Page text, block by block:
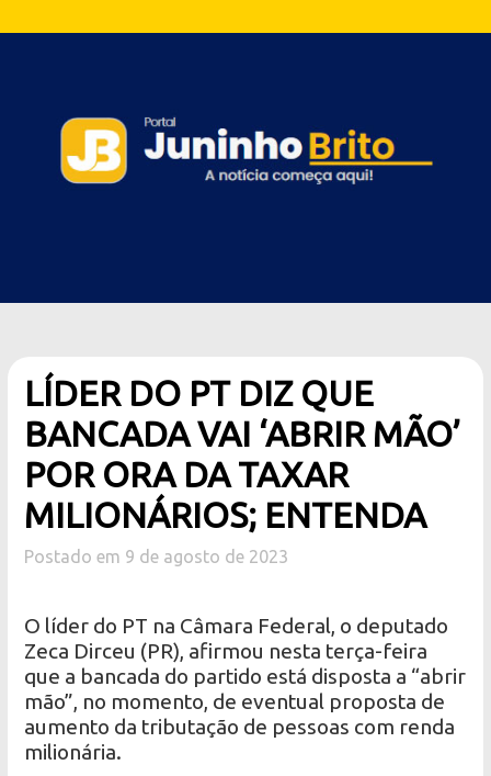
LÍDER DO PT DIZ QUE
BANCADA VAI ‘ABRIR MÃO’
POR ORA DA TAXAR
MILIONÁRIOS; ENTENDA
Postado em 9 de agosto de 2023
O líder do PT na Câmara Federal, o deputado
Zeca Dirceu (PR), afirmou nesta terça-feira
que a bancada do partido está disposta a “abrir
mão”, no momento, de eventual proposta de
aumento da tributação de pessoas com renda
milionária.